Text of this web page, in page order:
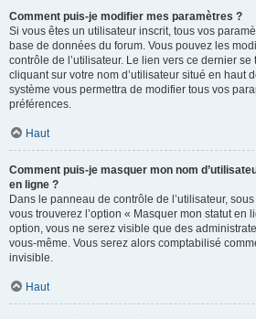
Comment puis-je modifier mes paramètres ?
Si vous êtes un utilisateur inscrit, tous vos
base de données du forum. Vous pouvez les
contrôle de l’utilisateur. Le lien vers ce dernier
cliquant sur votre nom d’utilisateur situé en haut
système vous permettra de modifier tous vos
préférences.
Haut
Comment puis-je masquer mon nom
en ligne ?
Dans le panneau de contrôle de l’utilisateur,
vous trouverez l’option « Masquer mon statut en
option, vous ne serez visible que des
vous-même. Vous serez alors comptabilisé
invisible.
Haut